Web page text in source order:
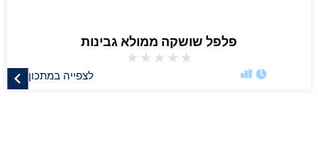
פלפל שושקה ממולא גבינות
★
★
★
★
★
לצפייה במתכון